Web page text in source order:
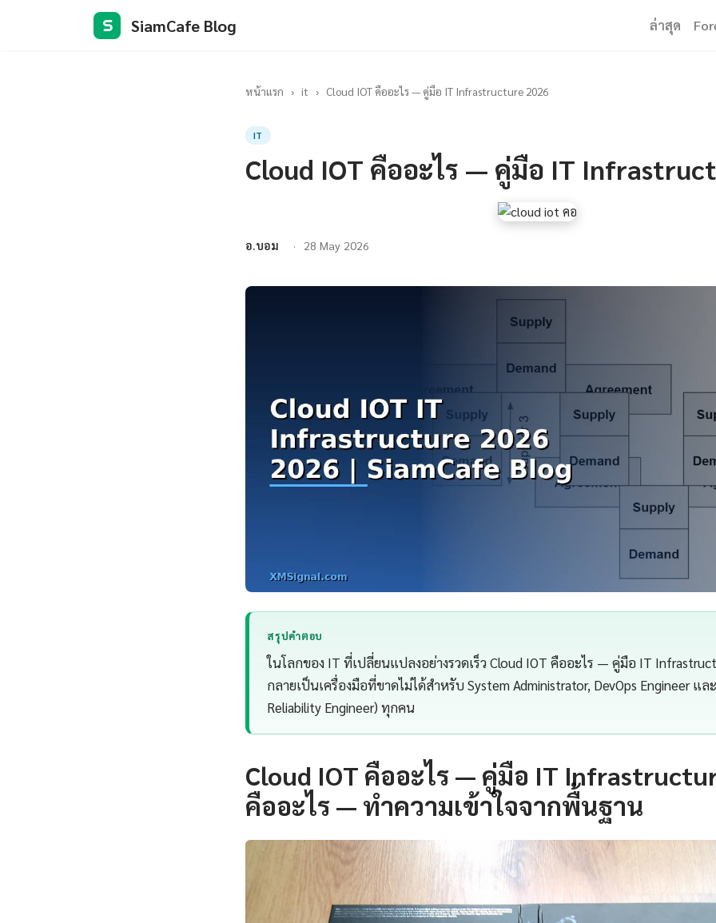
S SiamCafe Blog ล่าสุด
หน้าแรก › it › Cloud IOT คืออะไร — คู่มือ IT Infrastructure 2026
IT
Cloud IOT คืออะไร — คู่มือ IT
อ.บอม 28 May 2026
สรุปคำตอบ
ในโลกของ IT ที่เปลี่ยนแปลงอย่างรวดเร็ว Cloud IOT คืออะไร — คู่มือ IT
กลายเป็นเครื่องมือที่ขาดไม่ได้สำหรับ System Administrator, DevOps Engineer แล
Reliability Engineer) ทุกคน
Cloud IOT คืออะไร — คู่มือ IT
คืออะไร — ทำความเข้าใจจากพื้นฐาน